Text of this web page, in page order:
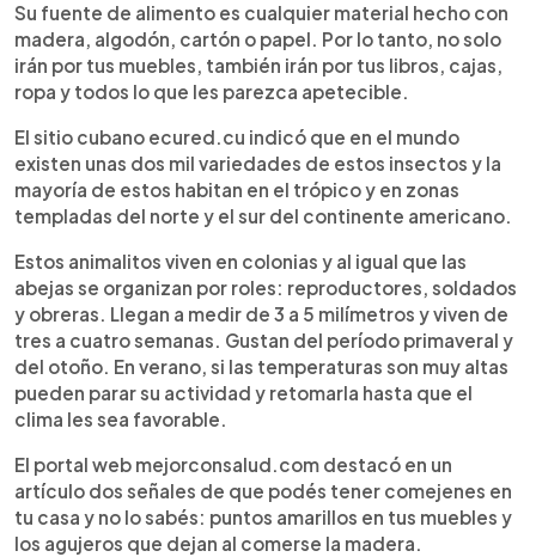
Su fuente de alimento es cualquier material hecho con
madera, algodón, cartón o papel. Por lo tanto, no solo
irán por tus muebles, también irán por tus libros, cajas,
ropa y todos lo que les parezca apetecible.
El sitio cubano ecured.cu indicó que en el mundo
existen unas dos mil variedades de estos insectos y la
mayoría de estos habitan en el trópico y en zonas
templadas del norte y el sur del continente americano.
Estos animalitos viven en colonias y al igual que las
abejas se organizan por roles: reproductores, soldados
y obreras. Llegan a medir de 3 a 5 milímetros y viven de
tres a cuatro semanas. Gustan del período primaveral y
del otoño. En verano, si las temperaturas son muy altas
pueden parar su actividad y retomarla hasta que el
clima les sea favorable.
El portal web mejorconsalud.com destacó en un
artículo dos señales de que podés tener comejenes en
tu casa y no lo sabés: puntos amarillos en tus muebles y
los agujeros que dejan al comerse la madera.